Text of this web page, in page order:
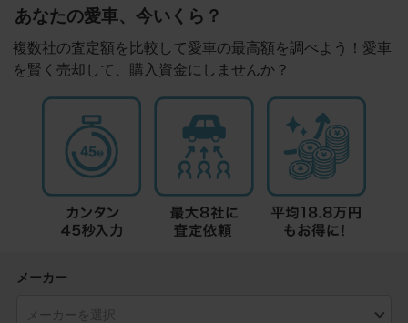
あなたの愛車、今いくら？
複数社の査定額を比較して愛車の最高額を調べよう！愛車
を賢く売却して、購入資金にしませんか？
メーカー